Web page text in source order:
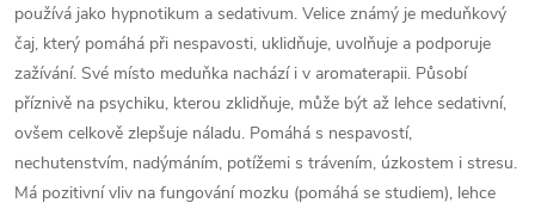
používá jako hypnotikum a sedativum. Velice známý je meduňkový
čaj, který pomáhá při nespavosti, uklidňuje, uvolňuje a podporuje
zažívání. Své místo meduňka nachází i v aromaterapii. Působí
příznivě na psychiku, kterou zklidňuje, může být až lehce sedativní,
ovšem celkově zlepšuje náladu. Pomáhá s nespavostí,
nechutenstvím, nadýmáním, potížemi s trávením, úzkostem i stresu.
Má pozitivní vliv na fungování mozku (pomáhá se studiem), lehce